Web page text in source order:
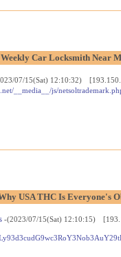
Car Locksmith Near
07/15(Sat) 12:10:32)
__media__/js/
USA THC Is Everyone's
-(2023/07/15(Sat) 12:10:15)